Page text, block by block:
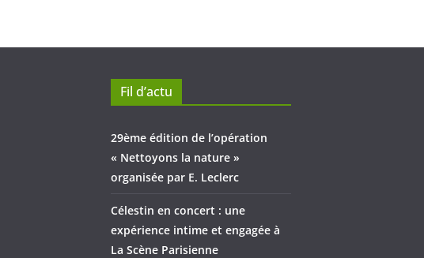
Fil d’actu
29ème édition de l’opération
« Nettoyons la nature »
organisée par E. Leclerc
Célestin en concert : une
expérience intime et engagée à
La Scène Parisienne